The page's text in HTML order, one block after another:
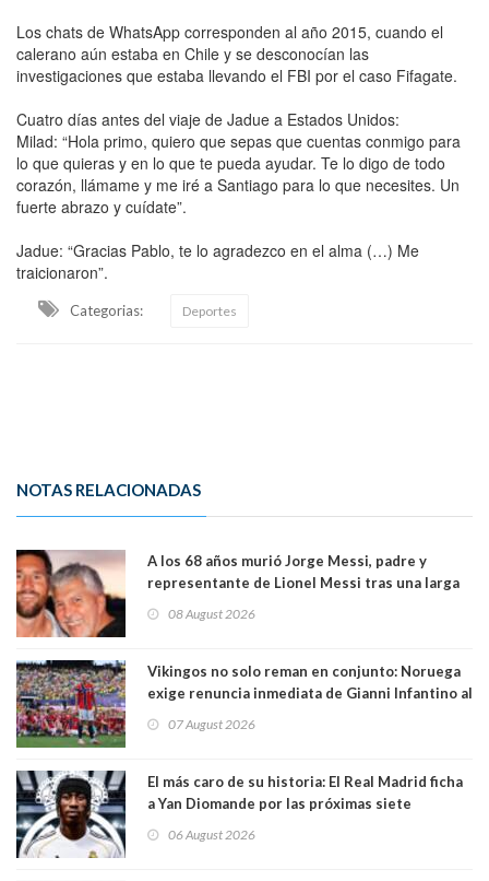
Los chats de WhatsApp corresponden al año 2015, cuando el
calerano aún estaba en Chile y se desconocían las
investigaciones que estaba llevando el FBI por el caso Fifagate.
Cuatro días antes del viaje de Jadue a Estados Unidos:
Milad: “Hola primo, quiero que sepas que cuentas conmigo para
lo que quieras y en lo que te pueda ayudar. Te lo digo de todo
corazón, llámame y me iré a Santiago para lo que necesites. Un
fuerte abrazo y cuídate”.
Jadue: “Gracias Pablo, te lo agradezco en el alma (…) Me
traicionaron”.
Categorias: Deportes
NOTAS RELACIONADAS
A los 68 años murió Jorge Messi, padre y
representante de Lionel Messi tras una larga
08 August 2026
Vikingos no solo reman en conjunto: Noruega
exige renuncia inmediata de Gianni Infantino al
07 August 2026
El más caro de su historia: El Real Madrid ficha
a Yan Diomande por las próximas siete
06 August 2026